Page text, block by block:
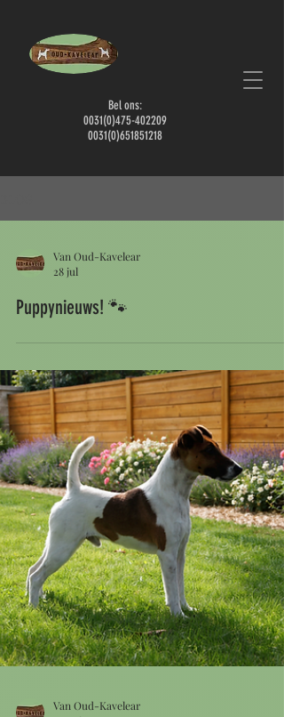
Bel ons:
0031(0)475-402209
0031(0)651851218
Van Oud-Kavelear
28 jul
Puppynieuws! 🐾